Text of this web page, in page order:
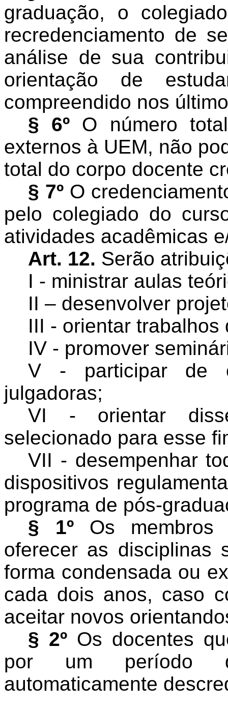
graduação, o
recredenciamento de
análise de sua
orientação de
compreendido nos
§ 6º O número
externos à UEM, não
total do corpo docente
§ 7º O
pelo colegiado do
atividades acadêmicas
Art. 12. Serão
I - ministrar aulas
II – desenvolver
III - orientar trabalhos
IV - promover
V - participar de
julgadoras;
VI - orientar
selecionado para esse
VII - desempenhar
dispositivos
programa de pós-
§ 1ºOs membros
oferecer as disciplinas
forma condensada ou
cada dois anos, caso
aceitar novos
§ 2º Os docentes
por um período
automaticamente